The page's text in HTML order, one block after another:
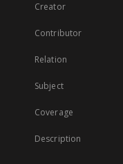
Creator
Contributor
Relation
Subject
Coverage
Description